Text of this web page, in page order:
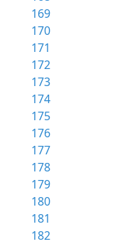
169
170
171
172
173
174
175
176
177
178
179
180
181
182